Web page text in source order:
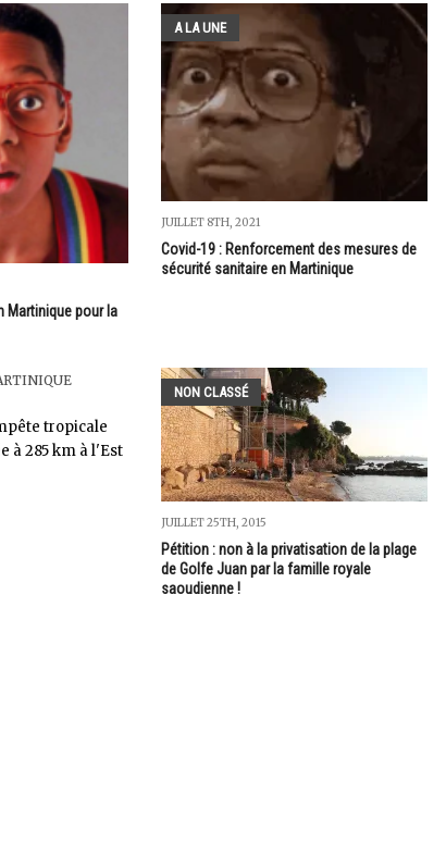
Martinique pour la
A LA UNE
JUILLET 8TH, 2021
Covid-19 : Renforcement des mesures de
sécurité sanitaire en Martinique
tropicale
à 285 km à l'Est
NON CLASSÉ
JUILLET 25TH, 2015
Pétition : non à la privatisation de la plage
de Golfe Juan par la famille royale
saoudienne !